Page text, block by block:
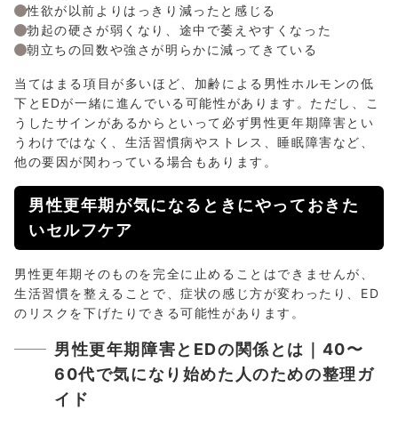
性欲が以前よりはっきり減ったと感じる
勃起の硬さが弱くなり、途中で萎えやすくなった
朝立ちの回数や強さが明らかに減ってきている
当てはまる項目が多いほど、加齢による男性ホルモンの低
下とEDが一緒に進んでいる可能性があります。ただし、こ
うしたサインがあるからといって必ず男性更年期障害とい
うわけではなく、生活習慣病やストレス、睡眠障害など、
他の要因が関わっている場合もあります。
男性更年期が気になるときにやっておきた
いセルフケア
男性更年期そのものを完全に止めることはできませんが、
生活習慣を整えることで、症状の感じ方が変わったり、ED
のリスクを下げたりできる可能性があります。
男性更年期障害とEDの関係とは｜40〜
60代で気になり始めた人のための整理ガ
イド